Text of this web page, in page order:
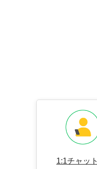
1:1チャット